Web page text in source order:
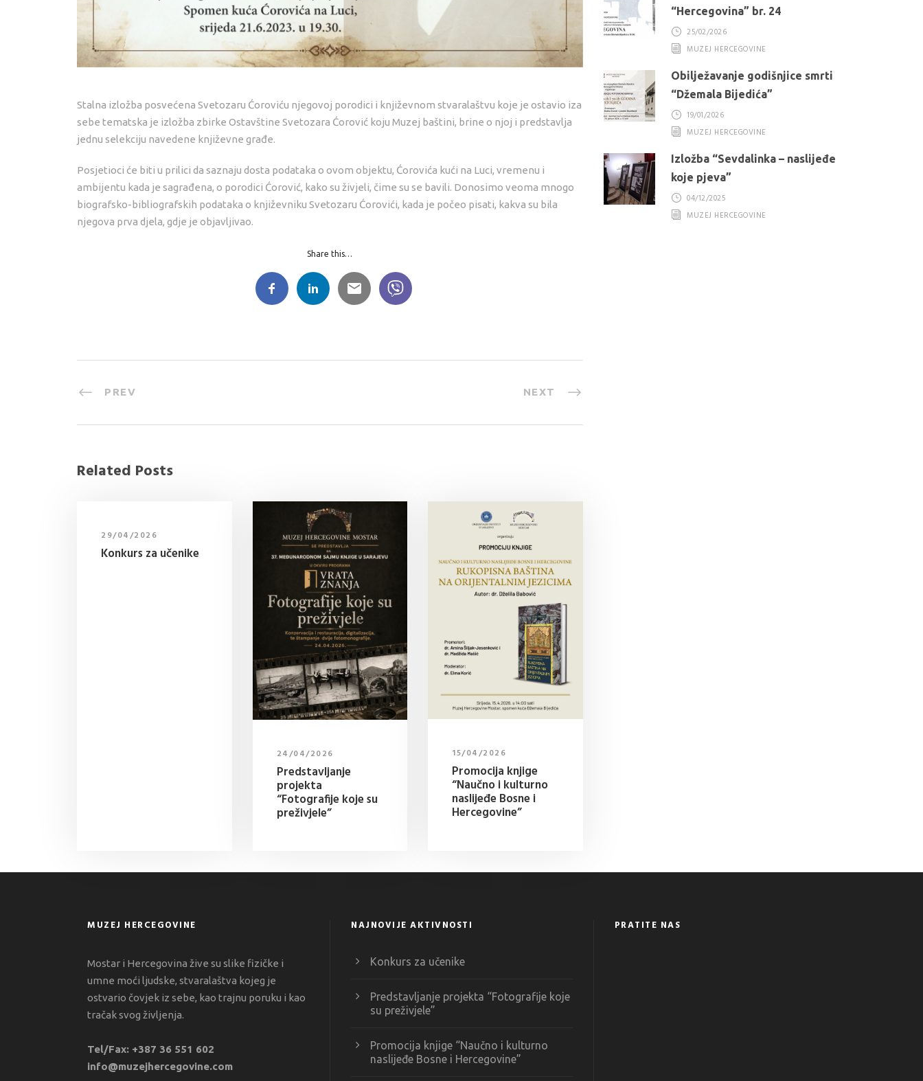
Stalna izložba posvećena Svetozaru Ćoroviću njegovoj porodici i književnom stvaralaštvu koje je ostavio iza
sebe tematska je izložba zbirke Ostavštine Svetozara Ćorović koju Muzej baštini, brine o njoj i predstavlja
jednu selekciju navedene književne građe.
Posjetioci će biti u prilici da saznaju dosta podataka o ovom objektu, Ćorovića kući na Luci, vremenu i
ambijentu kada je sagrađena, o porodici Ćorović, kako su živjeli, čime su se bavili. Donosimo veoma mnogo
biografsko-bibliografskih podataka o književniku Svetozaru Ćorovići, kada je počeo pisati, kakva su bila
njegova prva djela, gdje je objavljivao.
Share this…
PREV NEXT
Related Posts
29/04/2026
Konkurs za učenike
24/04/2026
Predstavljanje
projekta
“Fotografije koje su
preživjele”
15/04/2026
Promocija knjige
“Naučno i kulturno
naslijeđe Bosne i
Hercegovine”
“Hercegovina” br. 24
25/02/2026
MUZEJ HERCEGOVINE
Obilježavanje godišnjice smrti
“Džemala Bijedića”
19/01/2026
MUZEJ HERCEGOVINE
Izložba “Sevdalinka – naslijeđe
koje pjeva”
04/12/2025
MUZEJ HERCEGOVINE
MUZEJ HERCEGOVINE
Mostar i Hercegovina žive su slike fizičke i
umne moći ljudske, stvaralaštva kojeg je
ostvario čovjek iz sebe, kao trajnu poruku i kao
tračak svog življenja.
Tel/Fax: +387 36 551 602
info@muzejhercegovine.com
NAJNOVIJE AKTIVNOSTI
Konkurs za učenike
Predstavljanje projekta “Fotografije koje
su preživjele”
Promocija knjige “Naučno i kulturno
naslijeđe Bosne i Hercegovine”
PRATITE NAS